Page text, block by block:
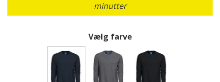
minutter
Vælg farve